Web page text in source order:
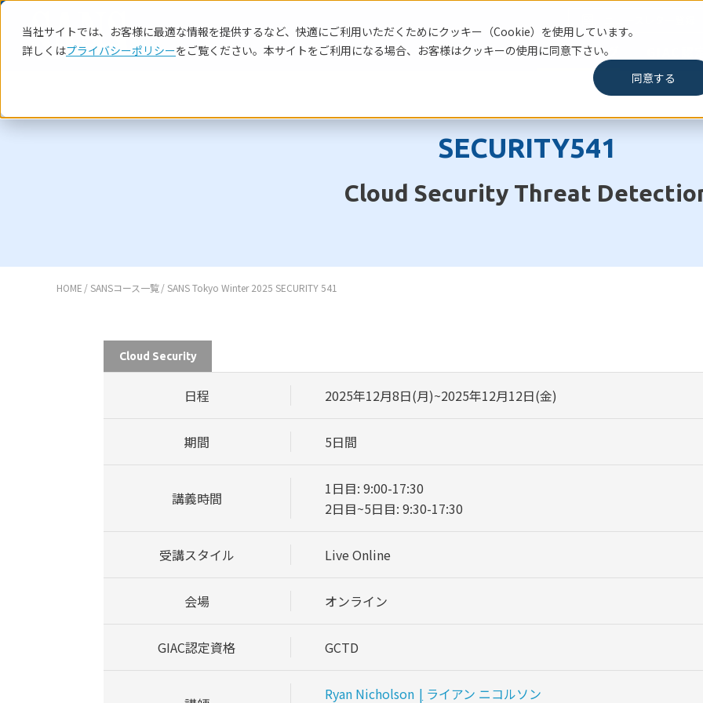
当社サイトでは、お客様に最適な情報を提供するなど、快適にご利用いただくためにクッキー（Cookie）を使用しています。
詳しくはプライバシーポリシーをご覧ください。本サイトをご利用になる場合、お客様はクッキーの使用に同意下さい。
同意する
SANSについて トレーニング GIAC
SECURITY541
Cloud Security Threat
HOME SANSコース一覧 SANS Tokyo Winter 2025 SECURITY 541
Cloud Security
日程 2025年12月8日(月)~2025年12月12日(金)
期間 5日間
講義時間
1日目: 9:00-17:30
2日目~5日目: 9:30-17:30
受講スタイル Live Online
会場 オンライン
GIAC認定資格 GCTD
Ryan Nicholson | ライアン ニコルソン